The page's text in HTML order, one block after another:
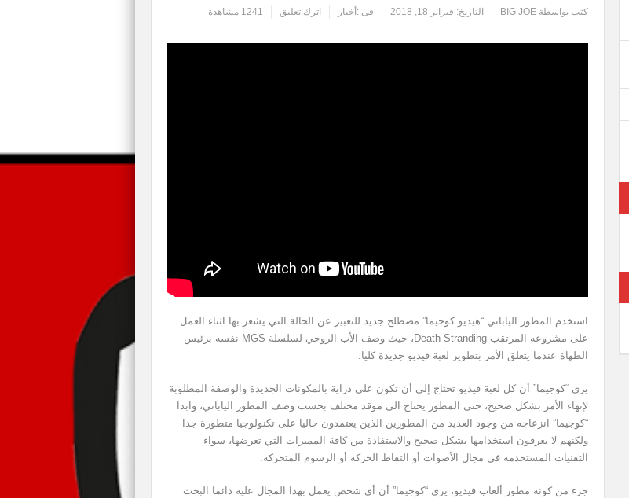
كتب بواسطة BIG JOE التاريخ: فبراير 18, 2018 فى : أخبار اترك تعليق 1241 مشاهدة
استخدم المطور الياباني “هيديو كوجيما” مصطلح جديد للتعبير عن الحالة التي يشعر بها اثناء العمل
على مشروعه المرتقب Death Stranding، حيث وصف الأب الروحي لسلسلة MGS نفسه برئيس
الطهاة عندما يتعلق الأمر بتطوير لعبة فيديو جديدة كليا.
يرى “كوجيما” أن كل لعبة فيديو تحتاج إلى أن تكون على دراية بالمكونات الجديدة والوصفة المطلوبة
لإنهاء الأمر بشكل صحيح، حتى المطور يحتاج الى موقد مختلف بحسب وصف المطور الياباني، وابدا
“كوجيما” انزعاجه من وجود العديد من المطورين الذين يعتمدون حاليا على تكنولوجيا متطورة جدا
ولكنهم لا يعرفون استخدامها بشكل صحيح والاستفادة من كافة المميزات التي تعرضها، سواء
التقنيات المستخدمة في مجال الأصوات أو التقاط الحركة أو الرسوم المتحركة.
جزء من كونه مطور ألعاب فيديو، يرى “كوجيما” أن أي شخص يعمل بهذا المجال عليه دائما البحث